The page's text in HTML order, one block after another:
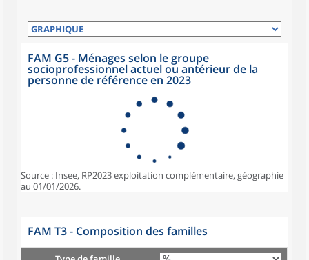
FAM G5 - Ménages selon le groupe
socioprofessionnel actuel ou antérieur de la
personne de référence en 2023
Source : Insee, RP2023 exploitation complémentaire, géographie
au 01/01/2026.
FAM T3 - Composition des familles